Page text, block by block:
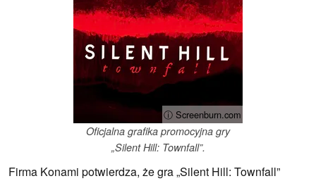
ⓘ Screenburn.com
Oficjalna grafika promocyjna gry
„Silent Hill: Townfall”.
Firma Konami potwierdza, że gra „Silent Hill: Townfall”